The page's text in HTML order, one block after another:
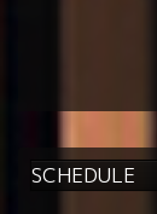
SCHEDULE